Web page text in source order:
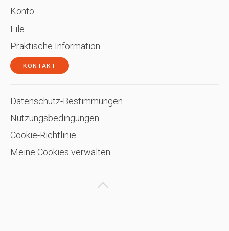
Konto
Eile
Praktische Information
KONTAKT
Datenschutz-Bestimmungen
Nutzungsbedingungen
Cookie-Richtlinie
Meine Cookies verwalten